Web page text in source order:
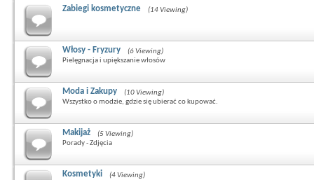
Zabiegi kosmetyczne (14 Viewing)
Włosy - Fryzury
(6 Viewing)
Pielęgnacja i upiększanie włosów
Moda i Zakupy
(10 Viewing)
Wszystko o modzie, gdzie się ubierać co kupować.
Makijaż
(5 Viewing)
Porady - Zdjęcia
Kosmetyki
(4 Viewing)